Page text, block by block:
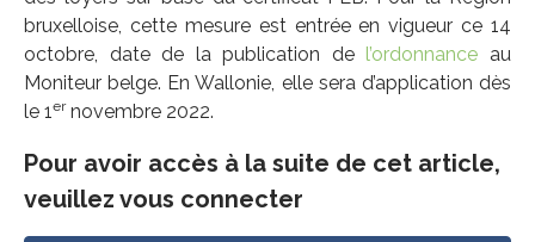
bruxelloise, cette mesure est entrée en vigueur ce 14
octobre, date de la publication de l’ordonnance au
Moniteur belge. En Wallonie, elle sera d’application dès
le 1ernovembre 2022.
Pour avoir accès à la suite de cet article,
veuillez vous connecter